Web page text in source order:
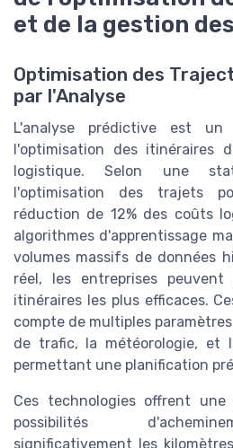
et de la gestion
Optimisation des
par l'Analyse
L'analyse prédictive est
l'optimisation des itinéraires
logistique. Selon une
l'optimisation des trajets
réduction de 12% des coûts
algorithmes d'apprentissage
volumes massifs de données
réel, les entreprises peuvent
itinéraires les plus efficaces.
compte de multiples
de trafic, la météorologie, et
permettant une planification
Ces technologies offrent une
possibilités
significativement les